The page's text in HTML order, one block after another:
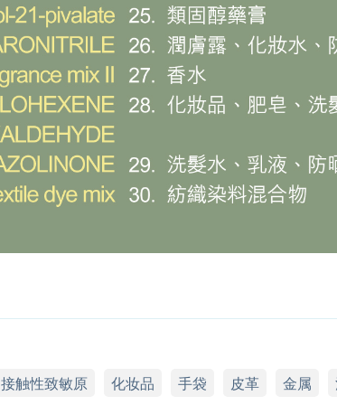
接触性致敏原 化妆品 手袋 皮革 金属